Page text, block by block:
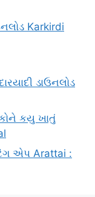
Karkirdi
ડાઉનલોડ
કયુ ખાતું
એપ Arattai :